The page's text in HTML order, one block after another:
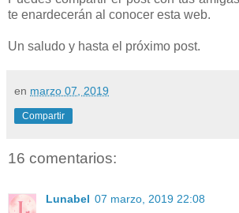
te enardecerán al conocer esta web.
Un saludo y hasta el próximo post.
en marzo 07, 2019
Compartir
16 comentarios:
Lunabel 07 marzo, 2019 22:08